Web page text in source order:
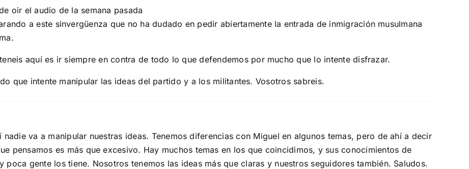
oir el audio de la semana pasada
a este sinvergüenza que no ha dudado en pedir abiertamente la entrada de inmigración musulmana
aquí es ir siempre en contra de todo lo que defendemos por mucho que lo intente disfrazar.
que intente manipular las ideas del partido y a los militantes. Vosotros sabreis.
nadie va a manipular nuestras ideas. Tenemos diferencias con Miguel en algunos temas, pero de ahí a decir
pensamos es más que excesivo. Hay muchos temas en los que coincidimos, y sus conocimientos de
poca gente los tiene. Nosotros tenemos las ideas más que claras y nuestros seguidores también. Saludos.